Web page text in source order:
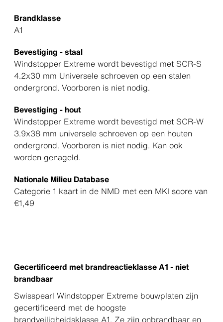
Brandklasse
A1
Bevestiging - staal
Windstopper Extreme wordt bevestigd met SCR-S
4.2x30 mm Universele schroeven op een stalen
ondergrond. Voorboren is niet nodig.
Bevestiging - hout
Windstopper Extreme wordt bevestigd met SCR-W
3.9x38 mm universele schroeven op een houten
ondergrond. Voorboren is niet nodig. Kan ook
worden genageld.
Nationale Milieu Database
Categorie 1 kaart in de NMD met een MKI score van
€1,49
Gecertificeerd met brandreactieklasse A1 - niet
brandbaar
Swisspearl Windstopper Extreme bouwplaten zijn
gecertificeerd met de hoogste
brandveiligheidsklasse A1. Ze zijn onbrandbaar en